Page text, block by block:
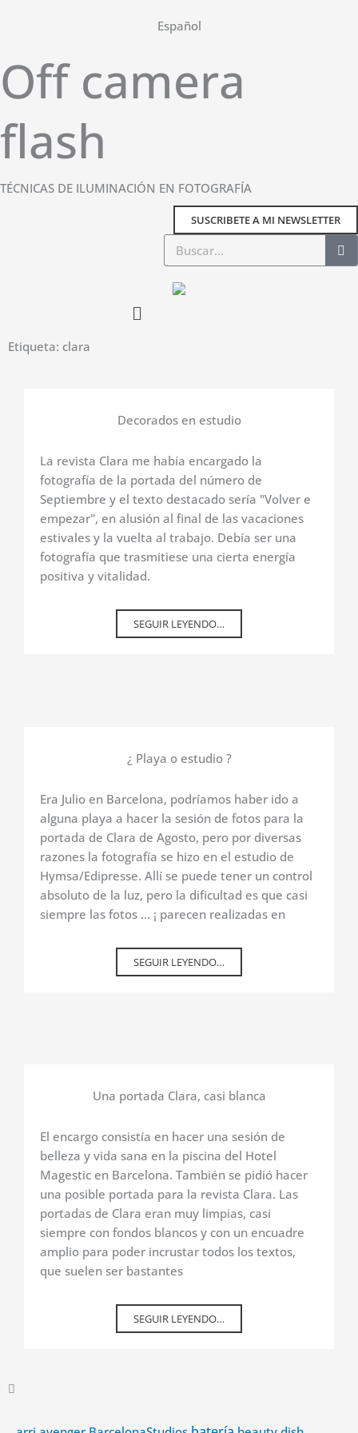
Español
Off camera
flash
TÉCNICAS DE ILUMINACIÓN EN FOTOGRAFÍA
SUSCRIBETE A MI NEWSLETTER
Buscar
Main
Etiqueta: clara
Decorados en estudio
La revista Clara me había encargado la
fotografía de la portada del número de
Septiembre y el texto destacado sería "Volver e
empezar", en alusión al final de las vacaciones
estivales y la vuelta al trabajo. Debía ser una
fotografía que trasmitiese una cierta energía
positiva y vitalidad.
SEGUIR LEYENDO…
¿ Playa o estudio ?
Era Julio en Barcelona, podríamos haber ido a
alguna playa a hacer la sesión de fotos para la
portada de Clara de Agosto, pero por diversas
razones la fotografía se hizo en el estudio de
Hymsa/Edipresse. Allí se puede tener un control
absoluto de la luz, pero la dificultad es que casi
siempre las fotos ... ¡ parecen realizadas en
SEGUIR LEYENDO…
Una portada Clara, casi blanca
El encargo consistía en hacer una sesión de
belleza y vida sana en la piscina del Hotel
Magestic en Barcelona. También se pidió hacer
una posible portada para la revista Clara. Las
portadas de Clara eran muy limpias, casi
siempre con fondos blancos y con un encuadre
amplio para poder incrustar todos los textos,
que suelen ser bastantes
SEGUIR LEYENDO…